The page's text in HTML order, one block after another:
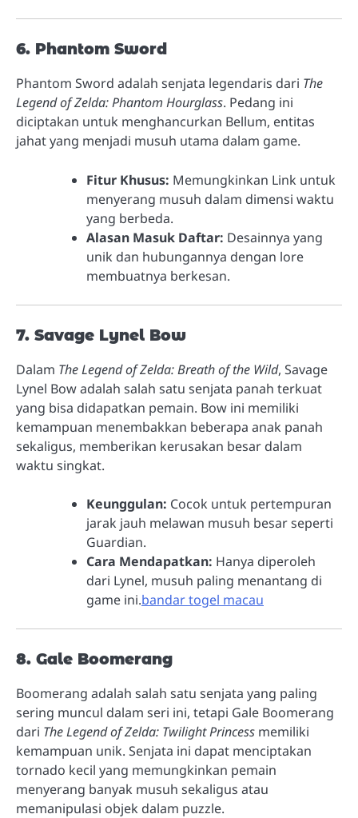
6. Phantom Sword
Phantom Sword adalah senjata legendaris dari The
Legend of Zelda: Phantom Hourglass. Pedang ini
diciptakan untuk menghancurkan Bellum, entitas
jahat yang menjadi musuh utama dalam game.
Fitur Khusus: Memungkinkan Link untuk
menyerang musuh dalam dimensi waktu
yang berbeda.
Alasan Masuk Daftar: Desainnya yang
unik dan hubungannya dengan lore
membuatnya berkesan.
7. Savage Lynel Bow
Dalam The Legend of Zelda: Breath of the Wild, Savage
Lynel Bow adalah salah satu senjata panah terkuat
yang bisa didapatkan pemain. Bow ini memiliki
kemampuan menembakkan beberapa anak panah
sekaligus, memberikan kerusakan besar dalam
waktu singkat.
Keunggulan: Cocok untuk pertempuran
jarak jauh melawan musuh besar seperti
Guardian.
Cara Mendapatkan: Hanya diperoleh
dari Lynel, musuh paling menantang di
game ini.bandar togel macau
8. Gale Boomerang
Boomerang adalah salah satu senjata yang paling
sering muncul dalam seri ini, tetapi Gale Boomerang
dari The Legend of Zelda: Twilight Princess memiliki
kemampuan unik. Senjata ini dapat menciptakan
tornado kecil yang memungkinkan pemain
menyerang banyak musuh sekaligus atau
memanipulasi objek dalam puzzle.